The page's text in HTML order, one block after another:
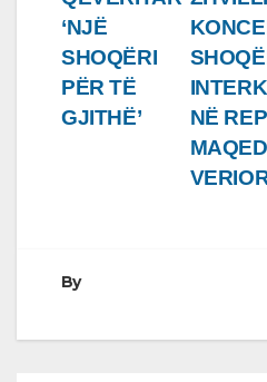
NË
‘NJË
SHOQËRI
PËR TË
GJITHË’
By